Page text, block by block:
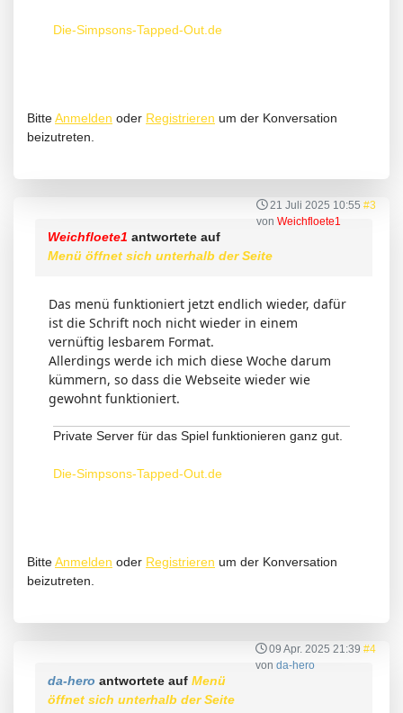
Die-Simpsons-Tapped-Out.de
BitteAnmelden oder Registrieren um der Konversation
beizutreten.
21 Juli 2025 10:55 #3
von Weichfloete1
Weichfloete1 antwortete auf
Menü öffnet sich unterhalb der Seite
Das menü funktioniert jetzt endlich wieder, dafür
ist die Schrift noch nicht wieder in einem
vernüftig lesbarem Format.
Allerdings werde ich mich diese Woche darum
kümmern, so dass die Webseite wieder wie
gewohnt funktioniert.
Private Server für das Spiel funktionieren ganz gut.
Die-Simpsons-Tapped-Out.de
BitteAnmelden oder Registrieren um der Konversation
beizutreten.
09 Apr. 2025 21:39 #4
von da-hero
da-hero antwortete auf Menü
öffnet sich unterhalb der Seite